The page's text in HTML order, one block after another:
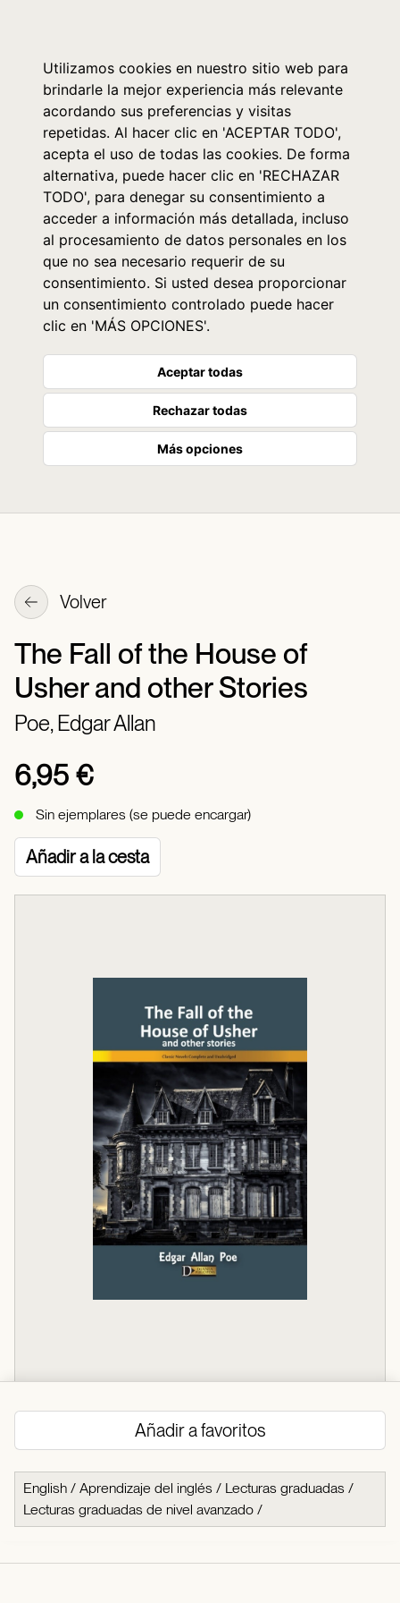
Utilizamos cookies en nuestro sitio web para
brindarle la mejor experiencia más relevante
acordando sus preferencias y visitas
repetidas. Al hacer clic en 'ACEPTAR TODO',
acepta el uso de todas las cookies. De forma
alternativa, puede hacer clic en 'RECHAZAR
TODO', para denegar su consentimiento a
acceder a información más detallada, incluso
al procesamiento de datos personales en los
que no sea necesario requerir de su
consentimiento. Si usted desea proporcionar
un consentimiento controlado puede hacer
clic en 'MÁS OPCIONES'.
Aceptar todas
Rechazar todas
Más opciones
Volver
The Fall of the House of
Usher and other Stories
Poe, Edgar Allan
6,95 €
Sin ejemplares (se puede encargar)
Añadir a la cesta
Añadir a favoritos
English / Aprendizaje del inglés / Lecturas graduadas /
Lecturas graduadas de nivel avanzado /